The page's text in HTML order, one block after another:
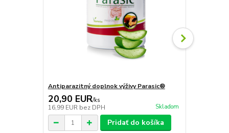
Antiparazitný doplnok výživy Parasic®
20,90 EUR/ks
16,99 EUR bez DPH Skladom
Pridať do košíka